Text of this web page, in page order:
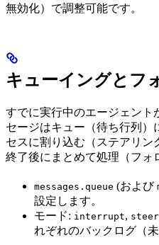
無効化）で調整可能です。
キューイングとフ
すでに実行中のエージェント
セージはキュー（待ち行列）
セスに割り込む（ステアリン
終了後にまとめて処理（フォ
messages.queue (および
設定します。
モード: interrupt, steer
れぞれのバックログ（